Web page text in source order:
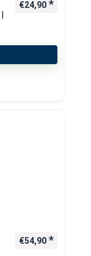
€24,90
€54,90